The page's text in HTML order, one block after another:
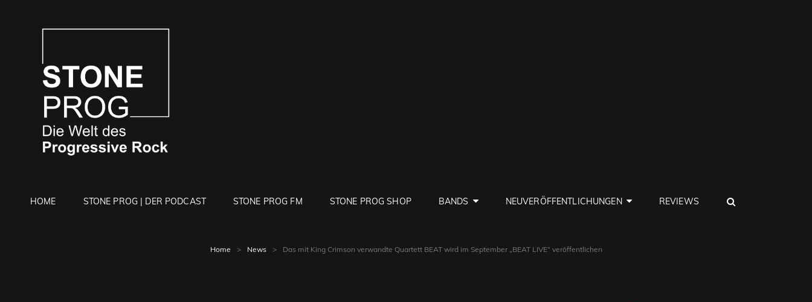
HOME STONE PROG | DER PODCAST STONE PROG FM STONE PROG SHOP BANDS NEUVERÖFFENTLICHUNGEN REVIEWS
Home > News > Das mit King Crimson verwandte Quartett BEAT wird im September „BEAT LIVE“ veröffentlichen